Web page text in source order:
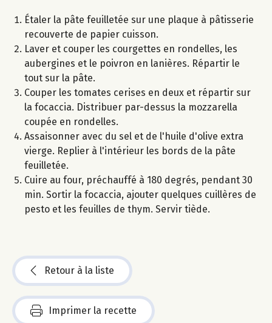
Étaler la pâte feuilletée sur une plaque à pâtisserie
recouverte de papier cuisson.
Laver et couper les courgettes en rondelles, les
aubergines et le poivron en lanières. Répartir le
tout sur la pâte.
Couper les tomates cerises en deux et répartir sur
la focaccia. Distribuer par-dessus la mozzarella
coupée en rondelles.
Assaisonner avec du sel et de l'huile d'olive extra
vierge. Replier à l'intérieur les bords de la pâte
feuilletée.
Cuire au four, préchauffé à 180 degrés, pendant 30
min. Sortir la focaccia, ajouter quelques cuillères de
pesto et les feuilles de thym. Servir tiède.
Retour à la liste
Imprimer la recette